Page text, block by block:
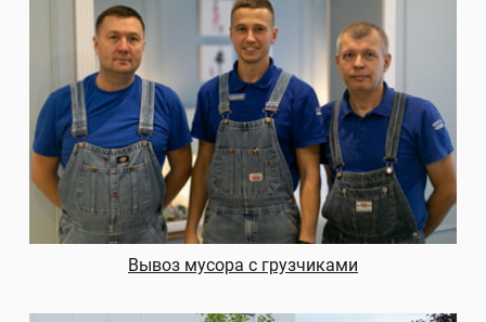
Вывоз мусора с грузчиками